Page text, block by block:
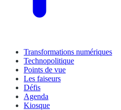
Transformations numériques
Technopolitique
Points de vue
Les faiseurs
Défis
Agenda
Kiosque